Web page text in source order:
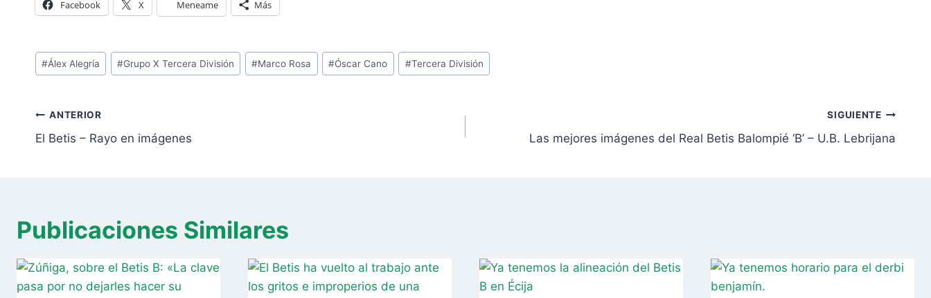
Facebook X Meneame Más
Etiquetas
de
entrada:
#Álex Alegría #Grupo X Tercera División #Marco Rosa #Óscar Cano #Tercera División
Navegación
de
ANTERIOR
El Betis – Rayo en imágenes
SIGUIENTE
Las mejores imágenes del Real Betis Balompié ‘B’ – U.B. Lebrijana
Publicaciones Similares